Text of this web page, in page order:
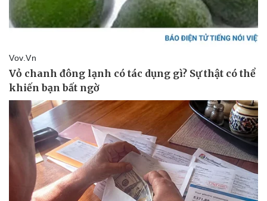
Dinh dưỡng - món ngon
Cây thuốc
Sản phụ khoa
Nam khoa
Làm đẹp - giảm cân
Phòng mạch online
Ăn sạch sống khỏe
Nhà đẹp
Blog
Tình yêu - Gia đình